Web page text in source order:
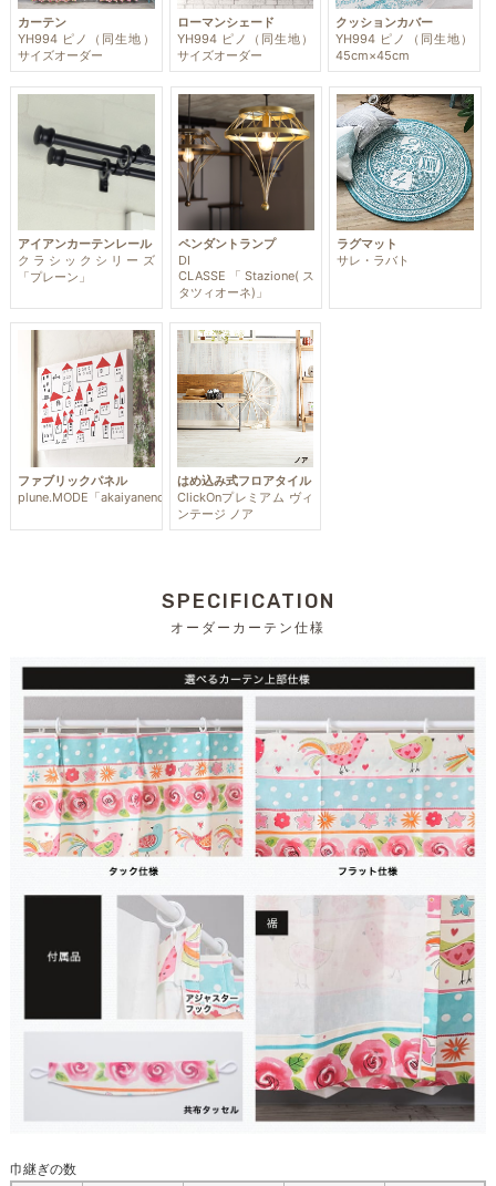
カーテン
YH994 ピノ（同生地）
サイズオーダー
ローマンシェード
YH994 ピノ（同生地）
サイズオーダー
クッションカバー
YH994 ピノ（同生地）
45cm×45cm
アイアンカーテンレール
クラシックシリーズ
「プレーン」
ペンダントランプ
DI
CLASSE「Stazione(ス
タツィオーネ)」
ラグマット
サレ・ラバト
ファブリックパネル
plune.MODE「akaiyaneno」
はめ込み式フロアタイル
ClickOnプレミアム ヴィ
ンテージ ノア
SPECIFICATION
オーダーカーテン仕様
巾継ぎの数